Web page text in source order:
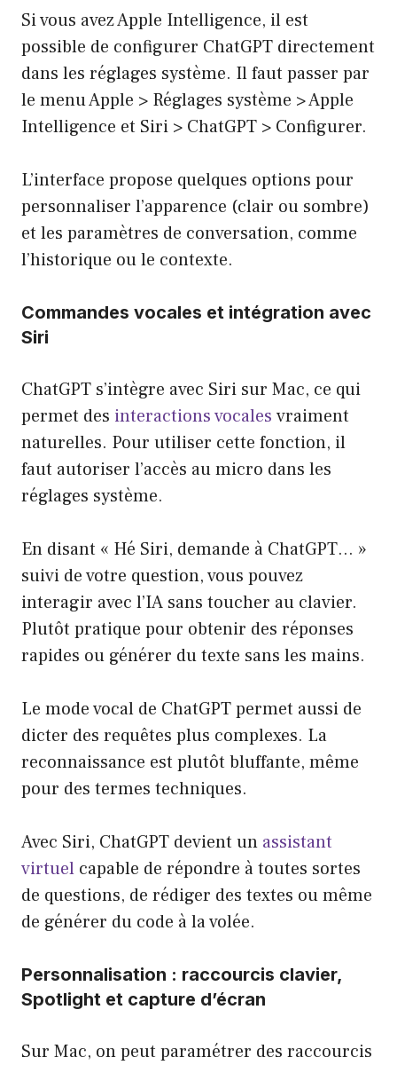
Si vous avez Apple Intelligence, il est
possible de configurer ChatGPT directement
dans les réglages système. Il faut passer par
le menu Apple > Réglages système > Apple
Intelligence et Siri > ChatGPT > Configurer.
L’interface propose quelques options pour
personnaliser l’apparence (clair ou sombre)
et les paramètres de conversation, comme
l’historique ou le contexte.
Commandes vocales et intégration avec
Siri
ChatGPT s’intègre avec Siri sur Mac, ce qui
permet des interactions vocales vraiment
naturelles. Pour utiliser cette fonction, il
faut autoriser l’accès au micro dans les
réglages système.
En disant « Hé Siri, demande à ChatGPT… »
suivi de votre question, vous pouvez
interagir avec l’IA sans toucher au clavier.
Plutôt pratique pour obtenir des réponses
rapides ou générer du texte sans les mains.
Le mode vocal de ChatGPT permet aussi de
dicter des requêtes plus complexes. La
reconnaissance est plutôt bluffante, même
pour des termes techniques.
Avec Siri, ChatGPT devient un assistant
virtuel capable de répondre à toutes sortes
de questions, de rédiger des textes ou même
de générer du code à la volée.
Personnalisation : raccourcis clavier,
Spotlight et capture d’écran
Sur Mac, on peut paramétrer des raccourcis